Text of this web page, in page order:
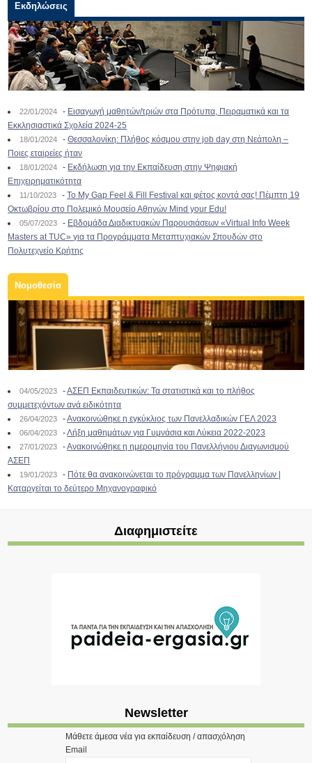
Εκδηλώσεις
22/01/2024 - Εισαγωγή μαθητών/τριών στα Πρότυπα, Πειραματικά και τα
Εκκλησιαστικά Σχολεία 2024-25
18/01/2024 -Θεσσαλονίκη: Πλήθος κόσμου στην job day στη Νεάπολη –
Ποιες εταιρείες ήταν
18/01/2024 - Εκδήλωση για την Εκπαίδευση στην Ψηφιακή
Επιχειρηματικότητα
11/10/2023 -To My Gap Feel & Fill Festival και φέτος κοντά σας! Πέμπτη 19
Οκτωβρίου στο Πολεμικό Μουσείο Αθηνών Mind your Edu!
05/07/2023 - Εβδομάδα Διαδικτυακών Παρουσιάσεων «Virtual Info Week
Masters at TUC» για τα Προγράμματα Μεταπτυχιακών Σπουδών στο
Πολυτεχνείο Κρήτης
Νομοθεσία
04/05/2023 -ΑΣΕΠ Εκπαιδευτικών: Τα στατιστικά και το πλήθος
συμμετεχόντων ανά ειδικότητα
26/04/2023 -Ανακοινώθηκε η εγκύκλιος των Πανελλαδικών ΓΕΛ 2023
06/04/2023 -Λήξη μαθημάτων για Γυμνάσια και Λύκεια 2022-2023
27/01/2023 -Ανακοινώθηκε η ημερομηνία του Πανελλήνιου Διαγωνισμού
ΑΣΕΠ
19/01/2023 - Πότε θα ανακοινώνεται το πρόγραμμα των Πανελληνίων |
Καταργείται το δεύτερο Μηχανογραφικό
Διαφημιστείτε
Newsletter
Μάθετε άμεσα νέα για εκπαίδευση / απασχόληση
Email